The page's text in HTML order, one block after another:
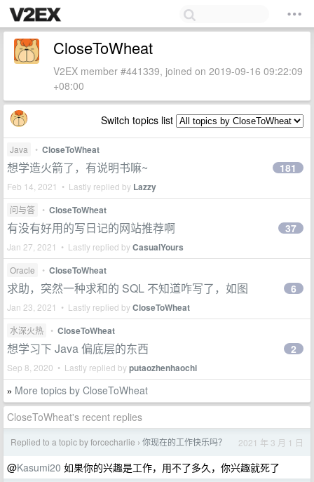
CloseToWheat
V2EX member #441339, joined on 2019-09-16 09:22:09
+08:00
Switch topics list
Java • CloseToWheat
想学造火箭了，有说明书嘛~
Feb 14, 2021 • Lastly replied by Lazzy
181
问与答 • CloseToWheat
有没有好用的写日记的网站推荐啊
Jan 27, 2021 • Lastly replied byCasualYours
37
Oracle • CloseToWheat
求助，突然一种求和的 SQL 不知道咋写了，如图
Jan 23, 2021 • Lastly replied byCloseToWheat
6
水深火热 • CloseToWheat
想学习下 Java 偏底层的东西
Sep 8, 2020 • Lastly replied byputaozhenhaochi
2
» More topics by CloseToWheat
CloseToWheat's recent replies
Replied to a topic by forcecharlie › 你现在的工作快乐吗？ 2021 年 3 月 1 日
@Kasumi20 如果你的兴趣是工作，用不了多久，你兴趣就死了